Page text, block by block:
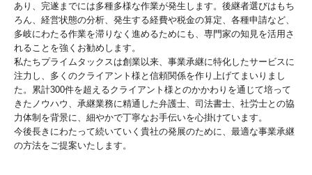
あり、完遂までには多種多様な作業が発生します。後継者選びはもち
ろん、経営状態の分析、発生する経費や税金の算定、各種申請など、
多岐にわたる作業を滞りなく進めるためにも、専門家の知見を活用さ
れることを強くお勧めします。
私たちプライムタックスは創業以来、事業承継に特化したサービスに
注力し、多くのクライアント様と信頼関係を作り上げてまいりまし
た。累計300件を超えるクライアント様とのかかわりを通じて培って
きたノウハウ、承継業務に精通した弁護士、司法書士、社労士との協
力体制を背景に、細やかで丁寧なお手伝いを心掛けています。
今後長きにわたって続いていく貴社の発展のために、最適な事業承継
の方法をご提案いたします。